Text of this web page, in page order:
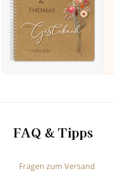
FAQ & Tipps
Fragen zum Versand